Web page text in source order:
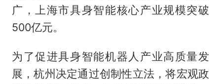
广，上海市具身智能核心产业规模突破
500亿元。
为了促进具身智能机器人产业高质量发
展，杭州决定通过创制性立法，将宏观政